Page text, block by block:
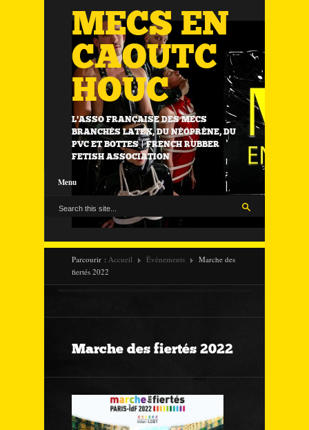
MECS EN
CAOUTC
HOUC
L'ASSO FRANÇAISE DES MECS
BRANCHÉS LATEX, DU NÉOPRÈNE, DU
PVC ET BOTTES | FRENCH RUBBER
FETISH ASSOCIATION
Menu
Parcourir : Accueil Évènements
Marche des
fiertés 2022
Marche des fiertés 2022